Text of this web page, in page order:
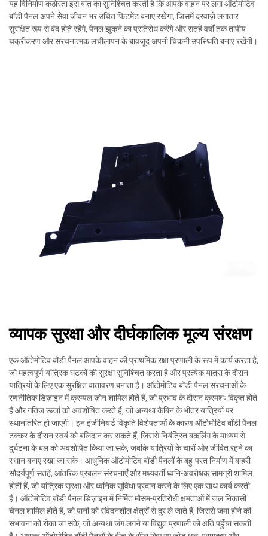
यह विनिर्माण कठोरता इस बात का सुनिश्चित करती है कि आपके वाहन पर लगा ऑटोमोटिव
बॉडी पैनल अपने सेवा जीवन भर उचित फिटमेंट बनाए रखेगा, जिसमें दरवाज़े लगातार
सुरक्षित रूप से बंद होते रहेंगे, पैनल झुकने का प्रतिरोध करेंगे और सतहें वर्षों तक तापीय
चक्रीकरण और संरचनात्मक लचीलापन के बावजूद अपनी चिकनी उपस्थिति बनाए रखेंगी।
व्यापक सुरक्षा और दीर्घकालिक मूल्य संरक्षण
एक ऑटोमोटिव बॉडी पैनल आपके वाहन की प्राथमिक रक्षा प्रणाली के रूप में कार्य करता है,
जो महत्वपूर्ण यांत्रिक घटकों की सुरक्षा सुनिश्चित करता है और प्रत्येक यात्रा के दौरान
यात्रियों के लिए एक सुरक्षित वातावरण बनाता है। ऑटोमोटिव बॉडी पैनल संरचनाओं के
रणनीतिक डिज़ाइन में क्रम्पल ज़ोन शामिल होते हैं, जो प्रभाव के दौरान क्रमशः विकृत होते
हैं और गतिज ऊर्जा को अवशोषित करते हैं, जो अन्यथा कैबिन के भीतर यात्रियों पर
स्थानांतरित हो जाएगी। इन इंजीनियर्ड विकृति विशेषताओं के कारण ऑटोमोटिव बॉडी पैनल
टक्कर के दौरान स्वयं को बलिदान कर सकते हैं, जिससे नियंत्रित बकलिंग के माध्यम से
दुर्घटना के बल को अवशोषित किया जा सके, जबकि यात्रियों के चारों ओर जीवित रहने का
स्थान बनाए रखा जा सके। आधुनिक ऑटोमोटिव बॉडी पैनलों के बहु-परत निर्माण में बाहरी
सौंदर्यपूर्ण सतहें, आंतरिक प्रबलन संरचनाएँ और मध्यवर्ती ध्वनि-अवरोधक सामग्री शामिल
होती हैं, जो यांत्रिक सुरक्षा और ध्वनिक सुविधा प्रदान करने के लिए एक साथ कार्य करती
हैं। ऑटोमोटिव बॉडी पैनल डिज़ाइन में निर्मित मौसम-प्रतिरोधी क्षमताओं में जल निकासी
चैनल शामिल होते हैं, जो पानी को संवेदनशील क्षेत्रों से दूर ले जाते हैं, जिससे जमा होने की
संभावना को रोका जा सके, जो अन्यथा जंग लगने या विद्युत प्रणाली को क्षति पहुँचा सकती